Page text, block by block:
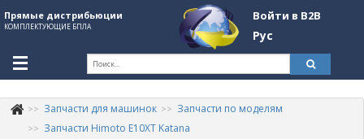
Прямые дистрибьюции
КОМПЛЕКТУЮЩИЕ БПЛА
Войти в B2B
Рус
+380507774092
Запчасти для машинок
Запчасти по моделям
Запчасти Himoto E10XT Katana